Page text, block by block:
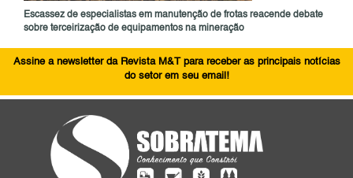
Escassez de especialistas em manutenção de frotas reacende debate
sobre terceirização de equipamentos na mineração
Assine a newsletter da Revista M&T para receber as principais notícias
do setor em seu email!